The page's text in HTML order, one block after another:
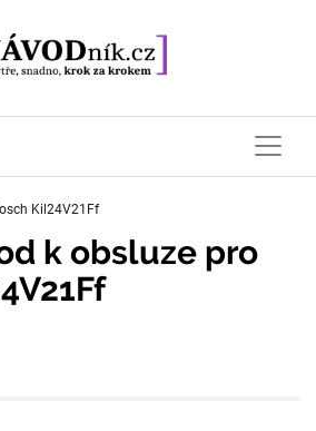
Kil24V21Ff
k obsluze pro